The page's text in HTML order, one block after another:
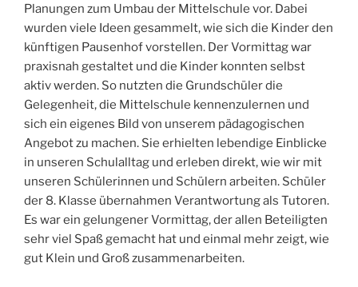
Planungen zum Umbau der Mittelschule vor. Dabei
wurden viele Ideen gesammelt, wie sich die Kinder den
künftigen Pausenhof vorstellen. Der Vormittag war
praxisnah gestaltet und die Kinder konnten selbst
aktiv werden. So nutzten die Grundschüler die
Gelegenheit, die Mittelschule kennenzulernen und
sich ein eigenes Bild von unserem pädagogischen
Angebot zu machen. Sie erhielten lebendige Einblicke
in unseren Schulalltag und erleben direkt, wie wir mit
unseren Schülerinnen und Schülern arbeiten. Schüler
der 8. Klasse übernahmen Verantwortung als Tutoren.
Es war ein gelungener Vormittag, der allen Beteiligten
sehr viel Spaß gemacht hat und einmal mehr zeigt, wie
gut Klein und Groß zusammenarbeiten.